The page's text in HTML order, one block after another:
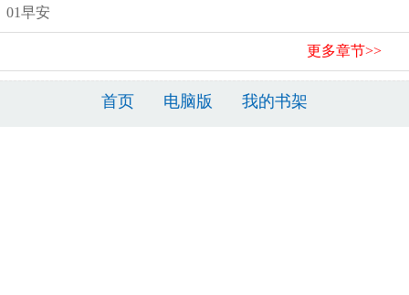
01早安
更多章节>>
首页 电脑版 我的书架